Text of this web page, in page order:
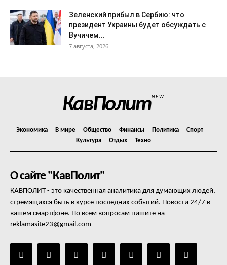
Зеленский прибыл в Сербию: что
президент Украины будет обсуждать с
Вучичем...
7 августа, 2026
КавПолитNEW
Экономика В мире Общество Финансы Политика
Спорт
Культура
Отдых Техно
О сайте "КавПолит"
КАВПОЛИТ - это качественная аналитика для думающих людей,
стремящихся быть в курсе последних событий. Новости 24/7 в
вашем смартфоне. По всем вопросам пишите на
reklamasite23@gmail.com